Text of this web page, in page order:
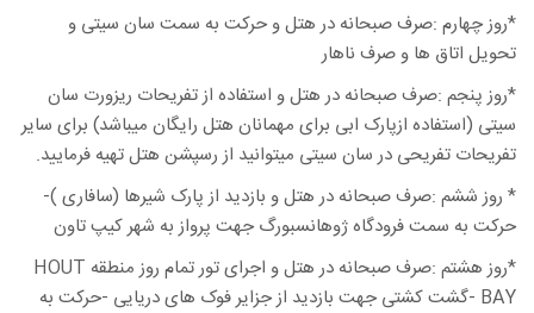
*روز چهارم :صرف صبحانه در هتل و حرکت به سمت سان سیتی و
تحویل اتاق ها و صرف ناهار
*روز پنجم :صرف صبحانه در هتل و استفاده از تفریحات ریزورت سان
سیتی (استفاده ازپارک ابی برای مهمانان هتل رایگان میباشد) برای سایر
تفریحات تفریحی در سان سیتی میتوانید از رسپشن هتل تهیه فرمایید.
* روز ششم :صرف صبحانه در هتل و بازدید از پارک شیرها (سافاری )-
حرکت به سمت فرودگاه ژوهانسبورگ جهت پرواز به شهر کیپ تاون
*روز هشتم :صرف صبحانه در هتل و اجرای تور تمام روز منطقه HOUT
BAY -گشت کشتی جهت بازدید از جزایر فوک های دریایی -حرکت به